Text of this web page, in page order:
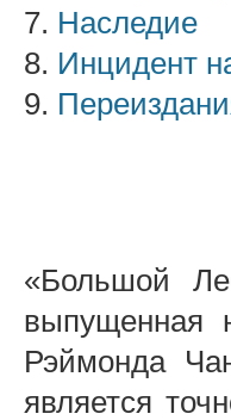
7. Наследие
8. Инцидент
9.
«Большой
выпущенная
Рэймонда
является